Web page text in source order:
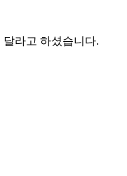
라고 하셨습니다.